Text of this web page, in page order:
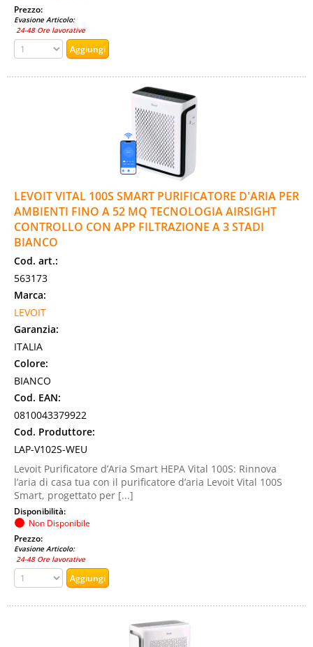
Prezzo:
Evasione Articolo:
24-48 Ore lavorative
LEVOIT VITAL 100S SMART PURIFICATORE D'ARIA PER
AMBIENTI FINO A 52 MQ TECNOLOGIA AIRSIGHT
CONTROLLO CON APP FILTRAZIONE A 3 STADI
BIANCO
Cod. art.:
563173
Marca:
LEVOIT
Garanzia:
ITALIA
Colore:
BIANCO
Cod. EAN:
0810043379922
Cod. Produttore:
LAP-V102S-WEU
Levoit Purificatore d’Aria Smart HEPA Vital 100S: Rinnova
l’aria di casa tua con il purificatore d’aria Levoit Vital 100S
Smart, progettato per [...]
Disponibilità:
Non Disponibile
Prezzo:
Evasione Articolo:
24-48 Ore lavorative